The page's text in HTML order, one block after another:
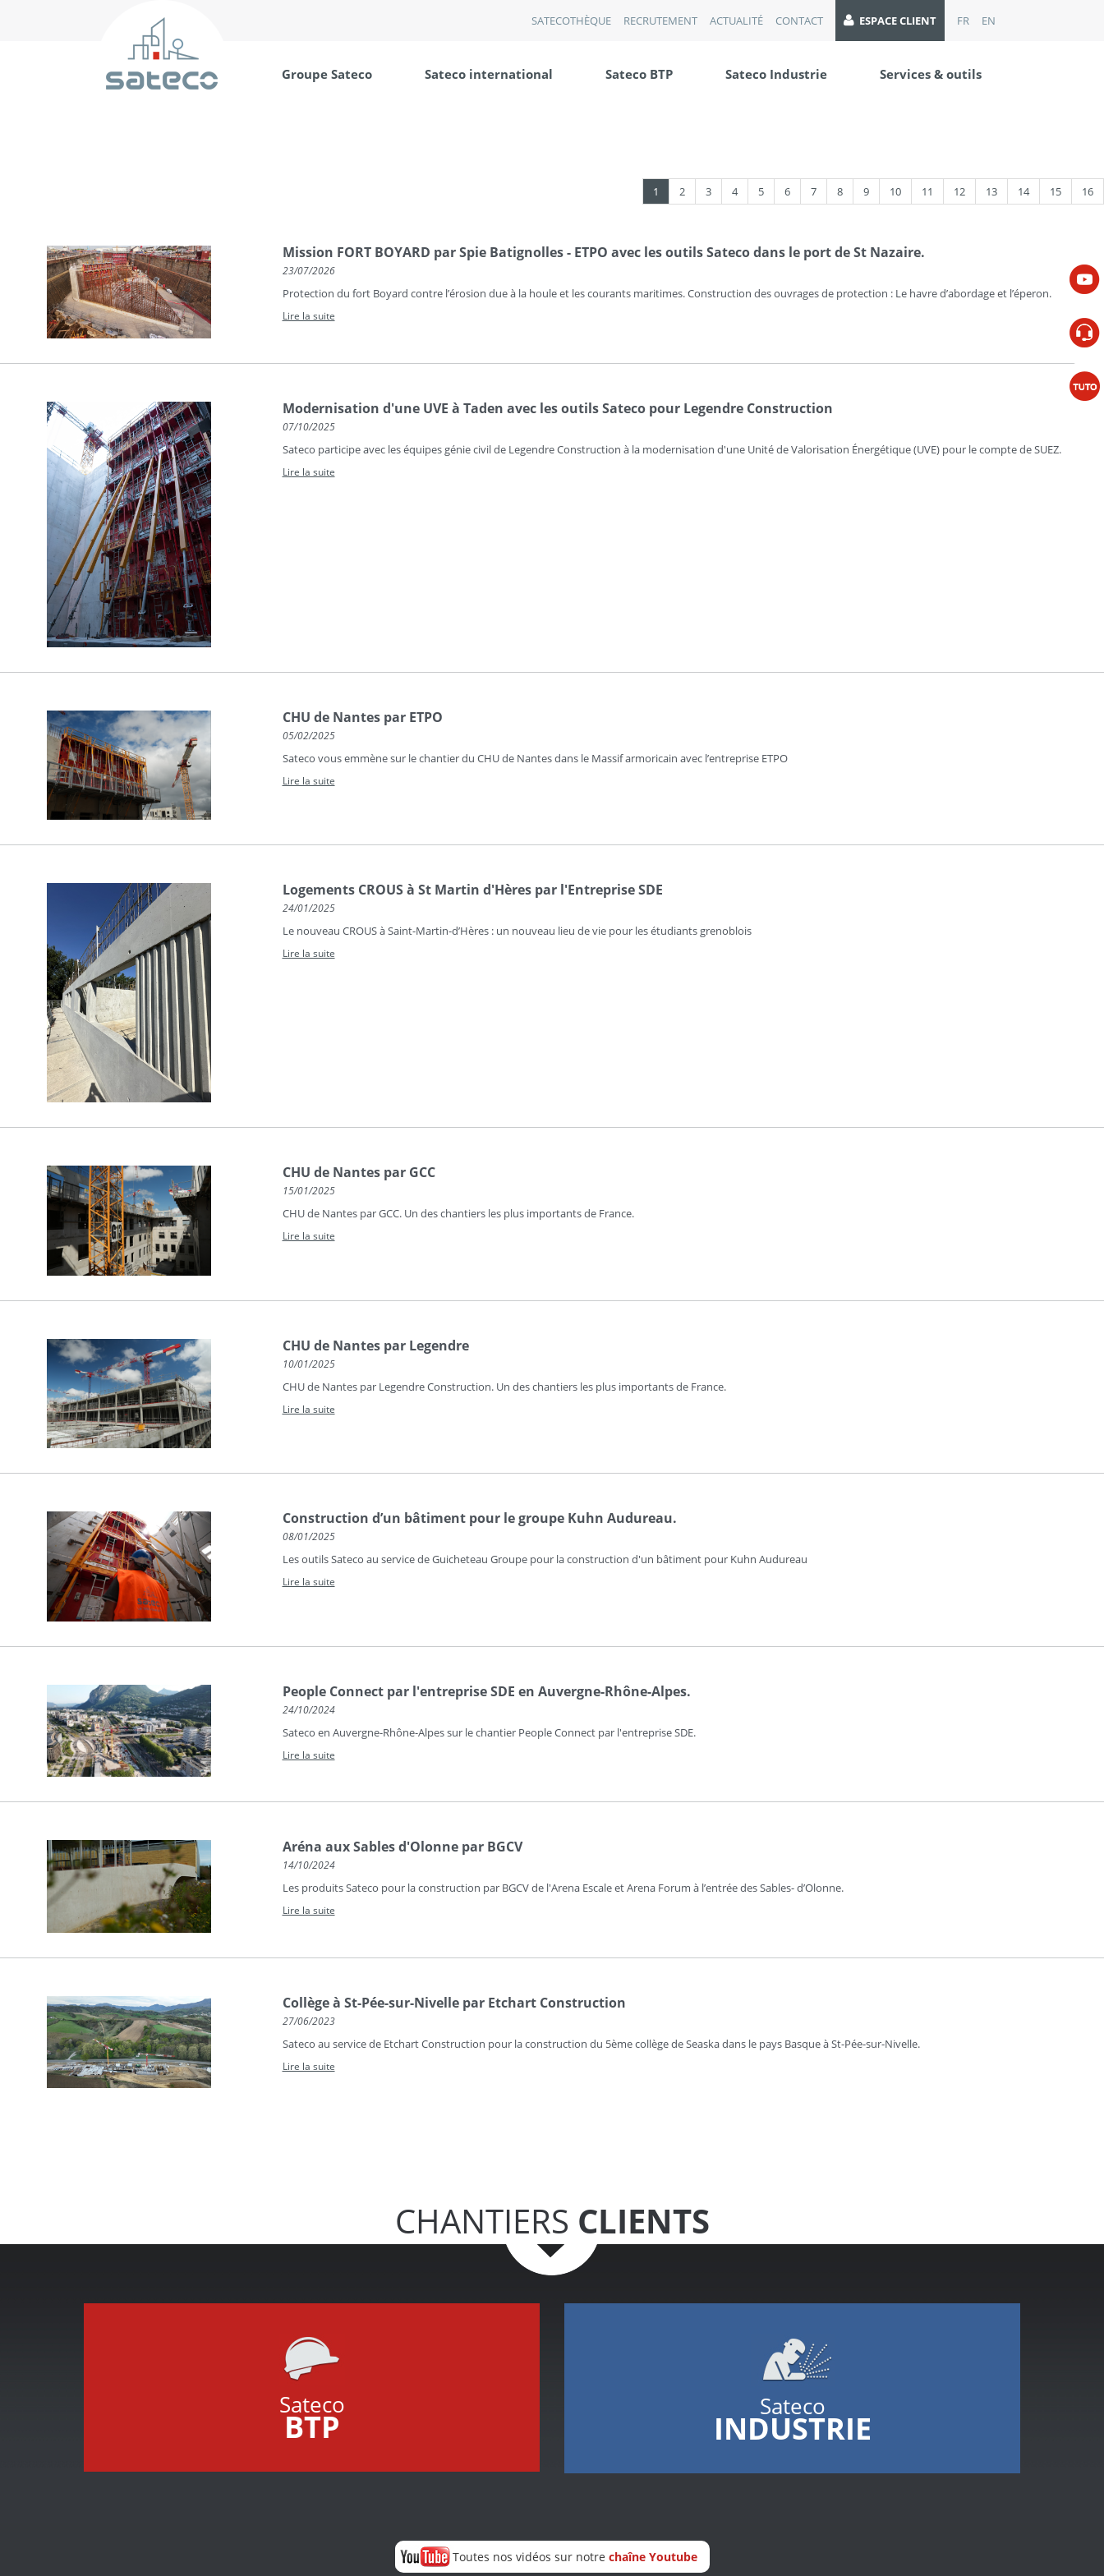
SATECOTHÈQUE RECRUTEMENT ACTUALITÉ CONTACT ESPACE CLIENT FR EN
Groupe Sateco Sateco international Sateco BTP Sateco Industrie Services & outils
1 2 3 4 5 6 7 8 9 10 11 12 13 14 15 16
Mission FORT BOYARD par Spie Batignolles - ETPO avec les outils Sateco dans le port de St Nazaire.
23/07/2026
Protection du fort Boyard contre l’érosion due à la houle et les courants maritimes. Construction des ouvrages de protection : Le havre d’abordage et l’éperon.
Lire la suite
Modernisation d'une UVE à Taden avec les outils Sateco pour Legendre Construction
07/10/2025
Sateco participe avec les équipes génie civil de Legendre Construction à la modernisation d'une Unité de Valorisation Énergétique (UVE) pour le compte de SUEZ.
Lire la suite
CHU de Nantes par ETPO
05/02/2025
Sateco vous emmène sur le chantier du CHU de Nantes dans le Massif armoricain avec l’entreprise ETPO
Lire la suite
Logements CROUS à St Martin d'Hères par l'Entreprise SDE
24/01/2025
Le nouveau CROUS à Saint-Martin-d’Hères : un nouveau lieu de vie pour les étudiants grenoblois
Lire la suite
CHU de Nantes par GCC
15/01/2025
CHU de Nantes par GCC. Un des chantiers les plus importants de France.
Lire la suite
CHU de Nantes par Legendre
10/01/2025
CHU de Nantes par Legendre Construction. Un des chantiers les plus importants de France.
Lire la suite
Construction d’un bâtiment pour le groupe Kuhn Audureau.
08/01/2025
Les outils Sateco au service de Guicheteau Groupe pour la construction d'un bâtiment pour Kuhn Audureau
Lire la suite
People Connect par l'entreprise SDE en Auvergne-Rhône-Alpes.
24/10/2024
Sateco en Auvergne-Rhône-Alpes sur le chantier People Connect par l'entreprise SDE.
Lire la suite
Aréna aux Sables d'Olonne par BGCV
14/10/2024
Les produits Sateco pour la construction par BGCV de l'Arena Escale et Arena Forum à l’entrée des Sables- d’Olonne.
Lire la suite
Collège à St-Pée-sur-Nivelle par Etchart Construction
27/06/2023
Sateco au service de Etchart Construction pour la construction du 5ème collège de Seaska dans le pays Basque à St-Pée-sur-Nivelle.
Lire la suite
CHANTIERS CLIENTS
Sateco
BTP
Sateco
INDUSTRIE
Toutes nos vidéos sur notre chaîne Youtube